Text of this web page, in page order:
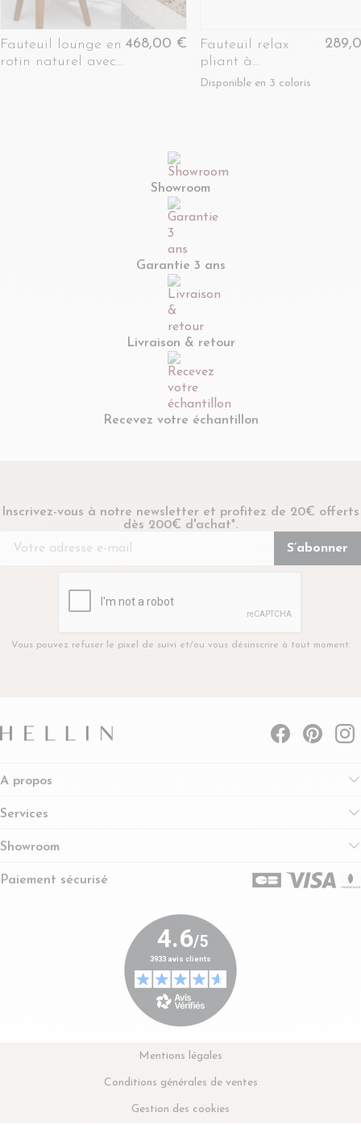
Fauteuil lounge en
rotin naturel avec
468,00 €
Fauteuil relax
pliant à
accoudoirs en bois
Disponible en 3 coloris
Showroom
Garantie 3 ans
Livraison & retour
Recevez votre échantillon
Inscrivez-vous à notre newsletter et profitez de 20€ offerts
dès 200€ d'achat*.
Vous pouvez refuser le pixel de suivi et/ou vous désinscrire à tout moment.
A propos
Services
Showroom
Paiement sécurisé
Mentions légales
Conditions générales de ventes
Gestion des cookies